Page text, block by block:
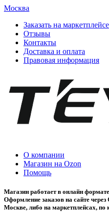
Москва
Заказать на маркетплейсе
Отзывы
Контакты
Доставка и оплата
Правовая информация
О компании
Магазин на Ozon
Помощь
Магазин работает в онлайн
Оформление заказов на сайте
Москве, либо на маркетплейсах, по